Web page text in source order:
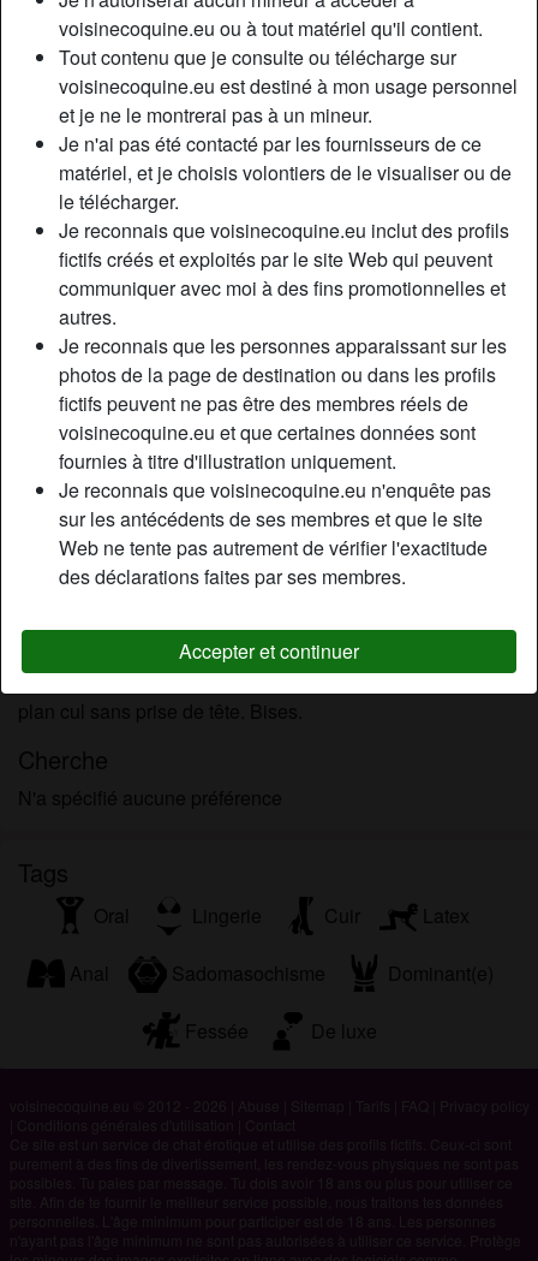
voisinecoquine.eu ou à tout matériel qu'il contient.
Tout contenu que je consulte ou télécharge sur
voisinecoquine.eu est destiné à mon usage personnel
et je ne le montrerai pas à un mineur.
Je n'ai pas été contacté par les fournisseurs de ce
matériel, et je choisis volontiers de le visualiser ou de
le télécharger.
Je reconnais que voisinecoquine.eu inclut des profils
fictifs créés et exploités par le site Web qui peuvent
communiquer avec moi à des fins promotionnelles et
autres.
Je reconnais que les personnes apparaissant sur les
photos de la page de destination ou dans les profils
fictifs peuvent ne pas être des membres réels de
voisinecoquine.eu et que certaines données sont
fournies à titre d'illustration uniquement.
Je reconnais que voisinecoquine.eu n'enquête pas
sur les antécédents de ses membres et que le site
Web ne tente pas autrement de vérifier l'exactitude
des déclarations faites par ses membres.
Accepter et continuer
Nickname:
Highlightoftheday
Âge:
58
Pays:
France
Département:
Paris
Sexe:
Femme
Sexualité:
Hétéro
Relation:
Couleur des cheveux:
Foncé
Taille:
165 cm
Poids:
52 Kg
Épilé(e):
Fumeur(euse):
À l'occasion
Description
Salut à tous ! Je m’appelle Lola et je suis entièrement
dispo pour un plan cul . Je suis une femme assez chaude
pour qui le sexe n’a rien de tabou. Je pratique la sodomie
sans complexe et je dois dire que j’aime ça. J’ai planté le
décor en intitulant mon profil: belle chatte rose car je suis
entièrement épilée. J’ai la peau assez claire et du coup
mon chatte est bien rose, comme beaucoup d’homme
l’apprécie. Si vous êtes intéressé, contactez-moi pour un
plan cul sans prise de tête. Bises.
Cherche
N'a spécifié aucune préférence
Tags
Oral Lingerie Cuir Latex
Anal Sadomasochisme Dominant(e)
Fessée De luxe